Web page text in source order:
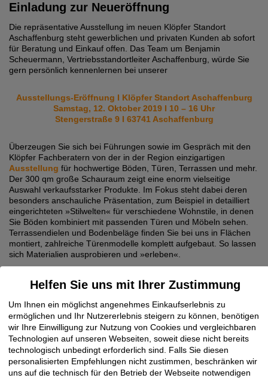
Einladung zur Neueröffnung
Die repräsentative Ausstellung im neuen Klöpfer Standort
Aschaffenburg steht gewerblichen und privaten Kunden ab sofort
für Beratung und Einkauf offen. Das Team um Benjamin
Scheuermann, Vertriebsstandortleiter Aschaffenburg, würde Sie
gern persönlich kennenlernen bei unserer
Ausstellungs-Eröffnung I Klöpfer Standort Aschaffenburg
Samstag, 12. Oktober 2019 I 10 – 16 Uhr
Stengerstraße 9 I 63741 Aschaffenburg
Überzeugen Sie sich bei Führungen sowie im Gespräch mit den
Klöpfer Fachberatern von der in der Region einzigartigen
Ausstellung für hochwertige Böden, Türen, Terrassen und mehr.
Der 300 qm große Schauraum zeigt eine enorm vielseitige
Auswahl verkaufsstarker Produkte. Im Fokus steht dabei deren
besonders anschauliche Präsentation, zum Beispiel in detailliert
eingerichteten »Stilwelten« für verschiedene Wohnstile, in denen
Sie Böden kombiniert mit passenden Türen und Möbeln sehen.
Terrassendielen und Bodenbeläge finden Sie bei uns in Flächen
montiert, zahlreiche Türenmodelle komplett aufgebaut. So lassen
sich Materialien ausprobieren und »erleben«.
Spezialitäten vom Grill und aus der Pasta-Bar gesorgt. Kleine
Gäste kommen beim Ballonfiguren-Basteln und Kinderschminken
auf ihre Kosten. Wir freuen uns auf Ihren Besuch!
Melden Sie sich am besten gleich an: Alle Details dazu finden Sie
in unsererEinladung und Anmeldung
Helfen Sie uns mit Ihrer Zustimmung
Um Ihnen ein möglichst angenehmes Einkaufserlebnis zu
ermöglichen und Ihr Nutzererlebnis steigern zu können, benötigen
wir Ihre Einwilligung zur Nutzung von Cookies und vergleichbaren
Technologien auf unseren Webseiten, soweit diese nicht bereits
technologisch unbedingt erforderlich sind. Falls Sie diesen
personalisierten Empfehlungen nicht zustimmen, beschränken wir
uns auf die technisch für den Betrieb der Webseite notwendigen